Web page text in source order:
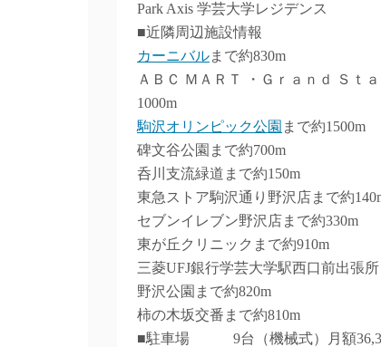
Park Axis 学芸大学レジデンス
■近隣周辺施設情報
カーニバルまで約830m
ＡＢＣ ＭＡＲＴ ・Ｇｒａｎｄ Ｓｔ
1000m
駒沢オリンピック公園 まで約1500m
碑文谷公園まで約700m
呑川支流緑道まで約150m
東急ストア駒沢通り野沢店まで約
セブンイレブン野沢店まで約330m
東が丘クリニックまで約910m
三菱UFJ銀行学芸大学駅西口前出張
野沢公園まで約820m
柿の木坂交番まで約810m
■駐車場 9台（機械式）月額